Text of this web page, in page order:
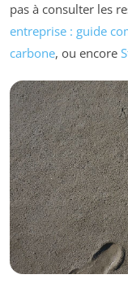
pas à consulter les
entreprise : guide
carbone, ou encore